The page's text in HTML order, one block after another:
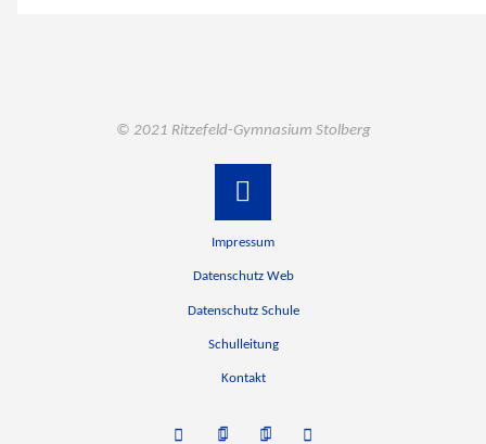
© 2021 Ritzefeld-Gymnasium Stolberg
Impressum
Datenschutz Web
Datenschutz Schule
Schulleitung
Kontakt
Back
to
Top